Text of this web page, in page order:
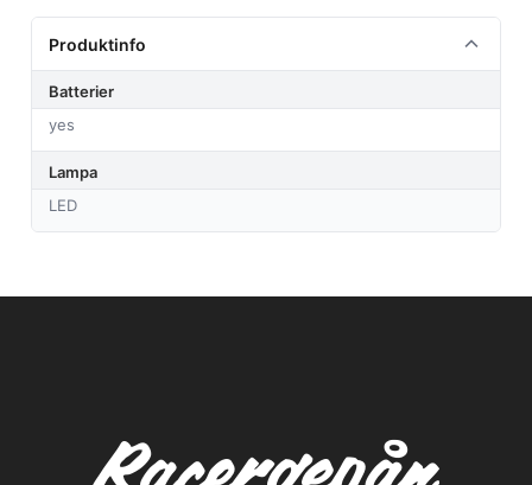
Produktinfo
Batterier
yes
Lampa
LED